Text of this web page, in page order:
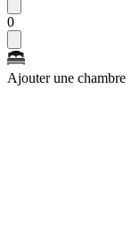
0
Ajouter une chambre